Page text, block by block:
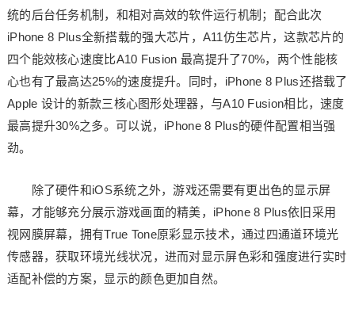
统的后台任务机制，和相对高效的软件运行机制；配合此次
iPhone 8 Plus全新搭载的强大芯片，A11仿生芯片，这款芯片的
四个能效核心速度比A10 Fusion 最高提升了70%，两个性能核
心也有了最高达25%的速度提升。同时，iPhone 8 Plus还搭载了
Apple 设计的新款三核心图形处理器，与A10 Fusion相比，速度
最高提升30%之多。可以说，iPhone 8 Plus的硬件配置相当强
劲。
除了硬件和iOS系统之外，游戏还需要有更出色的显示屏
幕，才能够充分展示游戏画面的精美，iPhone 8 Plus依旧采用
视网膜屏幕，拥有True Tone原彩显示技术，通过四通道环境光
传感器，获取环境光线状况，进而对显示屏色彩和强度进行实时
适配补偿的方案，显示的颜色更加自然。